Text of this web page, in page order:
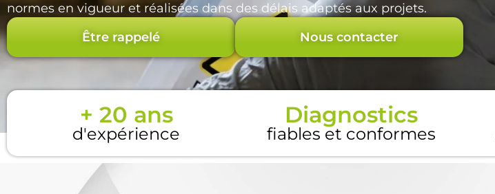
normes en vigueur et réalisées dans des délais adaptés aux projets.
Être rappelé
Nous contacter
+ 20 ans
d'expérience
Diagnostics
fiables et conformes